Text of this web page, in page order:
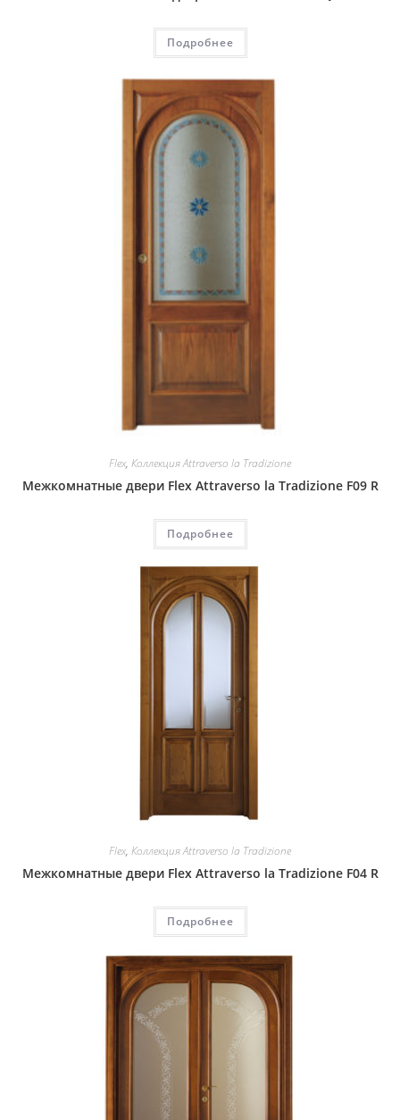
Подробнее
Flex, Коллекция Attraverso la Tradizione
Межкомнатные двери Flex Attraverso la Tradizione F09 R
Подробнее
Flex, Коллекция Attraverso la Tradizione
Межкомнатные двери Flex Attraverso la Tradizione F04 R
Подробнее